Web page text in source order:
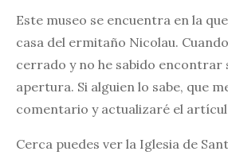
Este museo se encuentra en la
casa del ermitaño Nicolau.
cerrado y no he sabido encontrar
apertura. Si alguien lo sabe, que
comentario y actualizaré el
Cerca puedes ver la Iglesia de